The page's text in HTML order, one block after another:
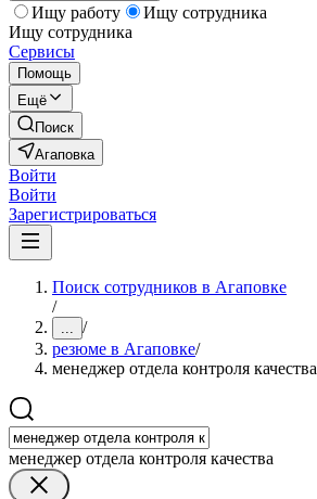
Ищу работу
Ищу сотрудника
Ищу сотрудника
Сервисы
Помощь
Ещё
Поиск
Агаповка
Войти
Войти
Зарегистрироваться
Поиск сотрудников в Агаповке
/
... /
резюме в Агаповке/
менеджер отдела контроля качества
менеджер отдела контроля качества